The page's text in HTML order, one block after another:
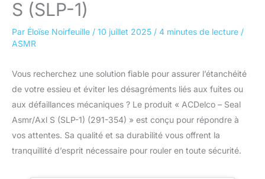
S (SLP-1)
Par Éloïse Noirfeuille / 10 juillet 2025 / 4 minutes de lecture /
ASMR
Vous recherchez une solution fiable pour assurer l’étanchéité
de votre essieu et éviter les désagréments liés aux fuites ou
aux défaillances mécaniques ? Le produit « ACDelco – Seal
Asmr/Axl S (SLP-1) (291-354) » est conçu pour répondre à
vos attentes. Sa qualité et sa durabilité vous offrent la
tranquillité d’esprit nécessaire pour rouler en toute sécurité.